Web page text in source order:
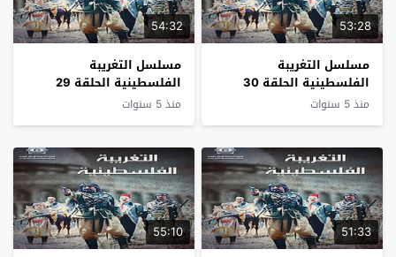
53:28
مسلسل التغريبة
الفلسطينية الحلقة 30
منذ 5 سنوات
54:32
مسلسل التغريبة
الفلسطينية الحلقة 29
منذ 5 سنوات
51:33
55:10